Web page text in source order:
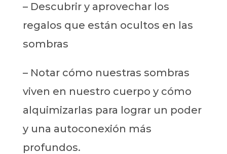
– Descubrir y aprovechar los
regalos que están ocultos en las
sombras
– Notar cómo nuestras sombras
viven en nuestro cuerpo y cómo
alquimizarlas para lograr un poder
y una autoconexión más
profundos.